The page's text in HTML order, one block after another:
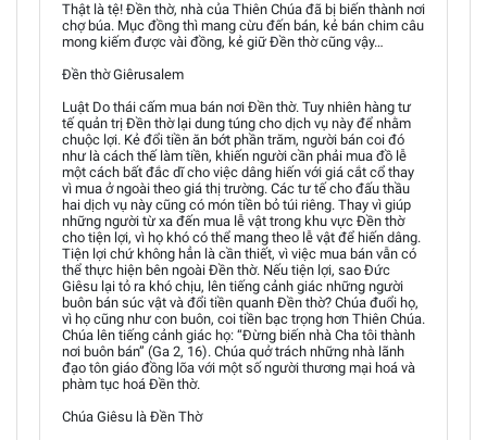
Thật là tệ! Đền thờ, nhà của Thiên Chúa đã bị biến thành nơi
chợ búa. Mục đồng thì mang cừu đến bán, kẻ bán chim câu
mong kiếm được vài đồng, kẻ giữ Đền thờ cũng vậy…
Đền thờ Giêrusalem
Luật Do thái cấm mua bán nơi Ðền thờ. Tuy nhiên hàng tư
tế quản trị Ðền thờ lại dung túng cho dịch vụ này để nhằm
chuộc lợi. Kẻ đổi tiền ăn bớt phần trăm, người bán coi đó
như là cách thế làm tiền, khiến người cần phải mua đồ lễ
một cách bất đắc dĩ cho việc dâng hiến với giá cắt cổ thay
vì mua ở ngoài theo giá thị trường. Các tư tế cho đấu thầu
hai dịch vụ này cũng có món tiền bỏ túi riêng. Thay vì giúp
những người từ xa đến mua lễ vật trong khu vực Ðền thờ
cho tiện lợi, vì họ khó có thể mang theo lễ vật để hiến dâng.
Tiện lợi chứ không hẳn là cần thiết, vì việc mua bán vẫn có
thể thực hiện bên ngoài Ðền thờ. Nếu tiện lợi, sao Ðức
Giêsu lại tỏ ra khó chịu, lên tiếng cảnh giác những người
buôn bán súc vật và đổi tiền quanh Ðền thờ? Chúa đuổi họ,
vì họ cũng như con buôn, coi tiền bạc trọng hơn Thiên Chúa.
Chúa lên tiếng cảnh giác họ: “Ðừng biến nhà Cha tôi thành
nơi buôn bán” (Ga 2, 16). Chúa quở trách những nhà lãnh
đạo tôn giáo đồng lõa với một số người thương mại hoá và
phàm tục hoá Ðền thờ.
Chúa Giêsu là Đền Thờ